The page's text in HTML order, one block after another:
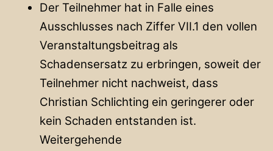
Der Teilnehmer hat in Falle eines
Ausschlusses nach Ziffer VII.1 den vollen
Veranstaltungsbeitrag als
Schadensersatz zu erbringen, soweit der
Teilnehmer nicht nachweist, dass
Christian Schlichting ein geringerer oder
kein Schaden entstanden ist.
Weitergehende